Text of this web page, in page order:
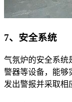
7、安全系统
气氛炉的安全系统
警器等设备，能够
发出警报并采取相